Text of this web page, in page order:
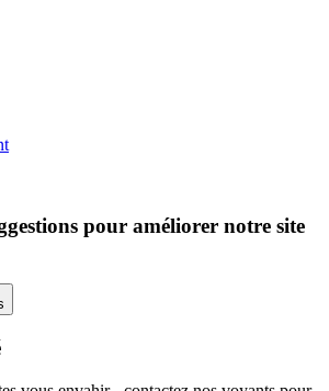
pour améliorer notre site